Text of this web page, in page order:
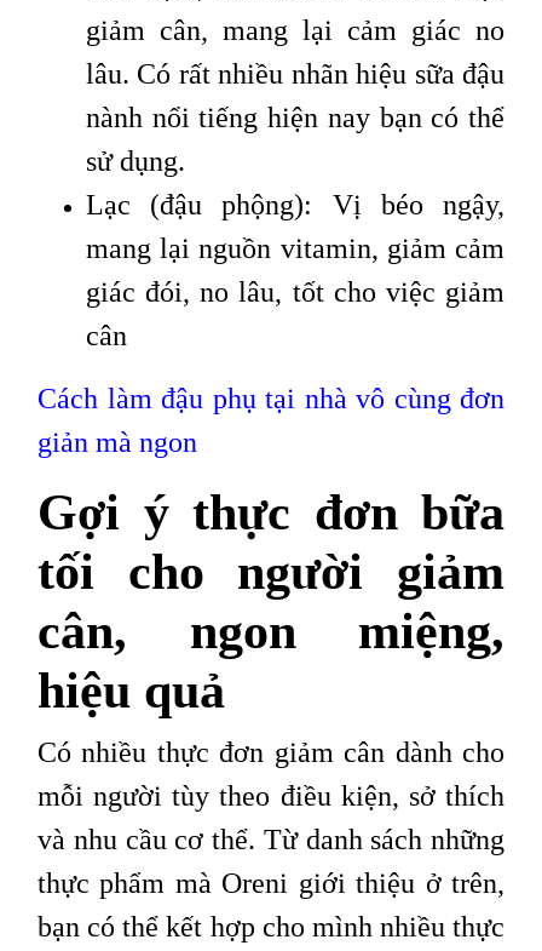
giảm cân, mang lại cảm giác no
lâu. Có rất nhiều nhãn hiệu sữa đậu
nành nổi tiếng hiện nay bạn có thể
sử dụng.
Lạc (đậu phộng): Vị béo ngậy,
mang lại nguồn vitamin, giảm cảm
giác đói, no lâu, tốt cho việc giảm
cân
Cách làm đậu phụ tại nhà vô cùng đơn
giản mà ngon
Gợi ý thực đơn bữa
tối cho người giảm
cân, ngon miệng,
hiệu quả
Có nhiều thực đơn giảm cân dành cho
mỗi người tùy theo điều kiện, sở thích
và nhu cầu cơ thể. Từ danh sách những
thực phẩm mà Oreni giới thiệu ở trên,
bạn có thể kết hợp cho mình nhiều thực